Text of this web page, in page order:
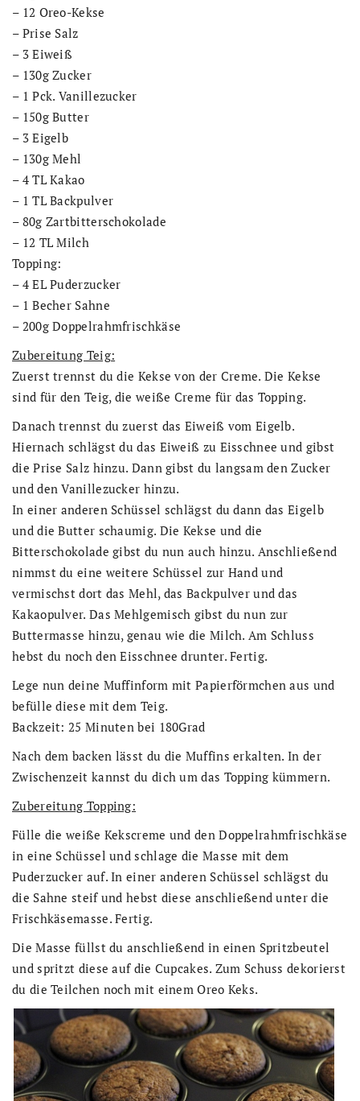
– 12 Oreo-Kekse
– Prise Salz
– 3 Eiweiß
– 130g Zucker
– 1 Pck. Vanillezucker
– 150g Butter
– 3 Eigelb
– 130g Mehl
– 4 TL Kakao
– 1 TL Backpulver
– 80g Zartbitterschokolade
– 12 TL Milch
Topping:
– 4 EL Puderzucker
– 1 Becher Sahne
– 200g Doppelrahmfrischkäse
Zubereitung Teig:
Zuerst trennst du die Kekse von der Creme. Die Kekse
sind für den Teig, die weiße Creme für das Topping.
Danach trennst du zuerst das Eiweiß vom Eigelb.
Hiernach schlägst du das Eiweiß zu Eisschnee und gibst
die Prise Salz hinzu. Dann gibst du langsam den Zucker
und den Vanillezucker hinzu.
In einer anderen Schüssel schlägst du dann das Eigelb
und die Butter schaumig. Die Kekse und die
Bitterschokolade gibst du nun auch hinzu. Anschließend
nimmst du eine weitere Schüssel zur Hand und
vermischst dort das Mehl, das Backpulver und das
Kakaopulver. Das Mehlgemisch gibst du nun zur
Buttermasse hinzu, genau wie die Milch. Am Schluss
hebst du noch den Eisschnee drunter. Fertig.
Lege nun deine Muffinform mit Papierförmchen aus und
befülle diese mit dem Teig.
Backzeit: 25 Minuten bei 180Grad
Nach dem backen lässt du die Muffins erkalten. In der
Zwischenzeit kannst du dich um das Topping kümmern.
Zubereitung Topping:
Fülle die weiße Kekscreme und den Doppelrahmfrischkäse
in eine Schüssel und schlage die Masse mit dem
Puderzucker auf. In einer anderen Schüssel schlägst du
die Sahne steif und hebst diese anschließend unter die
Frischkäsemasse. Fertig.
Die Masse füllst du anschließend in einen Spritzbeutel
und spritzt diese auf die Cupcakes. Zum Schuss dekorierst
du die Teilchen noch mit einem Oreo Keks.